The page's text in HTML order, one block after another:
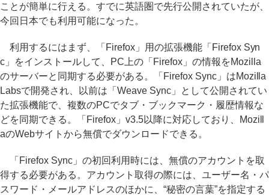
ことが簡単に行える。すでに英語圏で先行公開されていたが、
今回日本でも利用可能になった。
利用するにはまず、「Firefox」用の拡張機能「Firefox Syn
c」をインストールして、PC上の「Firefox」の情報をMozilla
のサーバーと同期する必要がある。「Firefox Sync」はMozilla
Labsで開発され、以前は「Weave Sync」として公開されてい
た拡張機能で、複数のPCでタブ・ブックマーク・履歴情報な
どを同期できる。「Firefox」v3.5以降に対応しており、Mozill
aのWebサイトから無償でダウンロードできる。
「Firefox Sync」の初回利用時には、無償のアカウントを取
得する必要がある。アカウント取得の際には、ユーザー名・パ
スワード・メールアドレスのほかに、“秘密の言葉”を指定する